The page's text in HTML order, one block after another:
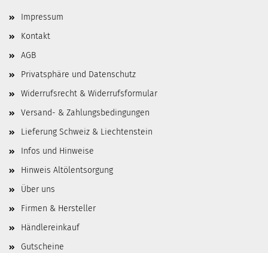
Impressum
Kontakt
AGB
Privatsphäre und Datenschutz
Widerrufsrecht & Widerrufsformular
Versand- & Zahlungsbedingungen
Lieferung Schweiz & Liechtenstein
Infos und Hinweise
Hinweis Altölentsorgung
Über uns
Firmen & Hersteller
Händlereinkauf
Gutscheine